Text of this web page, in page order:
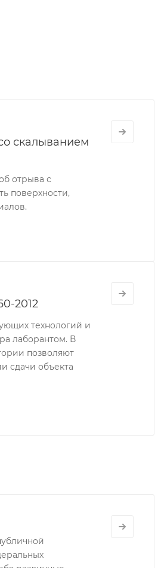
скалыванием
отрыва с
поверхности,
2012
технологий и
лаборантом. В
позволяют
сдачи объекта